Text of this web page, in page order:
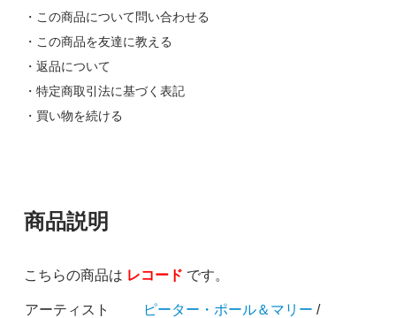
・この商品について問い合わせる
・この商品を友達に教える
・返品について
・特定商取引法に基づく表記
・買い物を続ける
商品説明
こちらの商品は レコード です。
アーティスト ピーター・ポール＆マリー /